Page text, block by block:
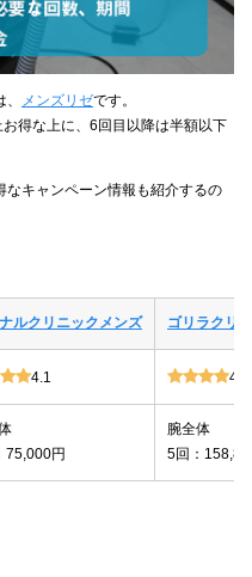
メンズリゼです。
得な上に、6回目以降は半額以下
なキャンペーン情報も紹介するの
ルクリニックメンズ ゴリラクリ
4.1
75,000円
腕全体
5回：